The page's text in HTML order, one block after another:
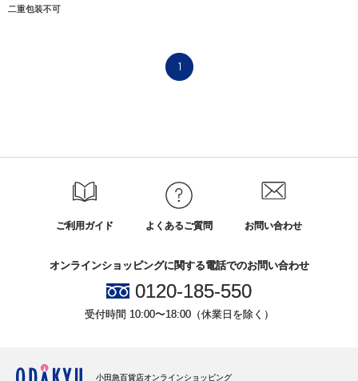
二重包装不可
1
ご利用ガイド よくあるご質問 お問い合わせ
オンラインショッピングに関する電話でのお問い合わせ
0120-185-550
受付時間 10:00〜18:00（休業日を除く）
小田急百貨店オンラインショッピング